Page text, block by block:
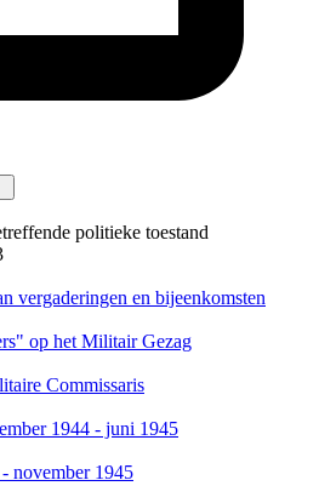
politieke toestand
vergaderingen en bijeenkomsten
op het Militair Gezag
Commissaris
1944 - juni 1945
november 1945